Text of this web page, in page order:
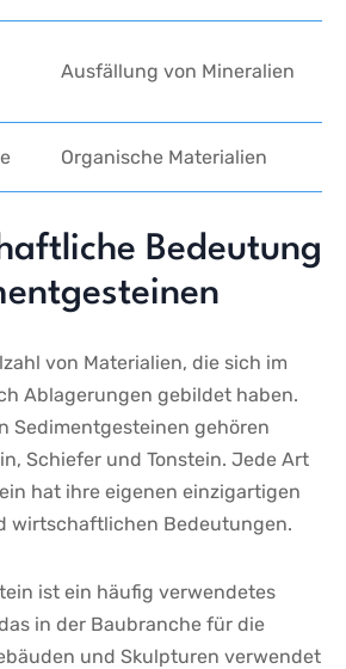
Ausfällung⁢ von Mineralien
Organische Materialien
⁤Bedeutung
von Materialien, die‍ sich im
Ablagerungen gebildet haben.
Sedimentgesteinen‌ gehören‌
Schiefer ​und Tonstein. Jede Art
hat ihre eigenen einzigartigen
‍wirtschaftlichen‌ Bedeutungen.
ist ein ⁤häufig⁣ verwendetes
in der Baubranche für die
und Skulpturen verwendet